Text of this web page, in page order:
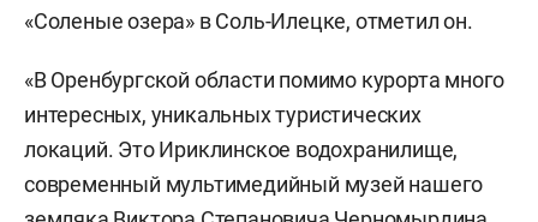
«Соленые озера» в Соль-Илецке, отметил он.
«В Оренбургской области помимо курорта много
интересных, уникальных туристических
локаций. Это Ириклинское водохранилище,
современный мультимедийный музей нашего